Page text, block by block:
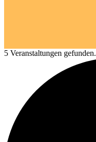
5 Veranstaltungen gefunden.